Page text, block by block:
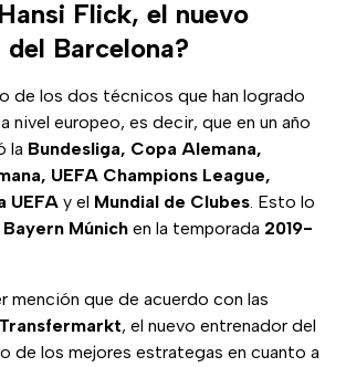
deportivos en
CDMX.
Flick, el nuevo
Barcelona?
de los dos técnicos que han logrado
nivel europeo, es decir, que en un año
la Bundesliga, Copa Alemana,
UEFA Champions League,
UEFA y el Mundial de Clubes. Esto lo
Bayern Múnich en la temporada 2019-
mención que de acuerdo con las
Transfermarkt, el nuevo entrenador del
de los mejores estrategas en cuanto a